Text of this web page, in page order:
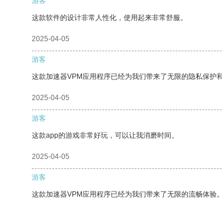
这款软件的设计非常人性化，使用起来非常舒服。
2025-04-05
游客
这款加速器VPM应用程序已经为我们带来了无限的隐私保护
2025-04-05
游客
这款app的游戏非常好玩，可以让我消磨时间。
2025-04-05
游客
这款加速器VPM应用程序已经为我们带来了无限的流畅体验。